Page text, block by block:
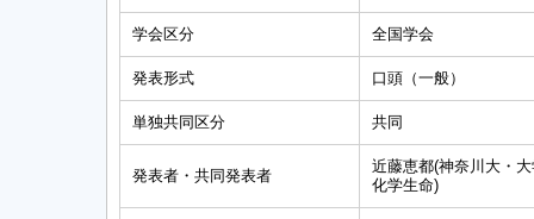
学会区分 全国学会
発表形式 口頭（一般）
単独共同区分 共同
発表者・共同発表者
近藤恵都(神奈川大・
化学生命)